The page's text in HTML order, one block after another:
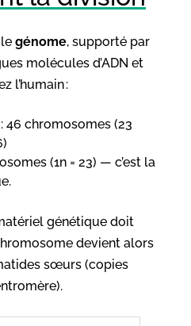
génome, supporté par
molécules d’ADN et
l’humain :
: 46 chromosomes (23
(1n = 23) — c’est la
génétique doit
devient alors
sœurs (copies